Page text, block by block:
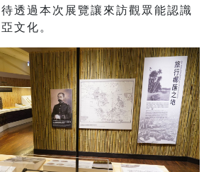
透過本次展覽讓來訪觀眾能認識
文化。